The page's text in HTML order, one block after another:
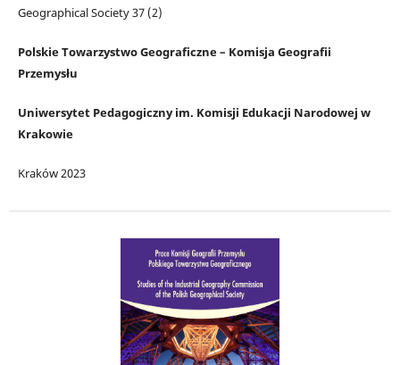
Geographical Society 37 (2)
Polskie Towarzystwo Geograficzne – Komisja Geografii
Przemysłu
Uniwersytet Pedagogiczny im. Komisji Edukacji Narodowej w
Krakowie
Kraków 2023